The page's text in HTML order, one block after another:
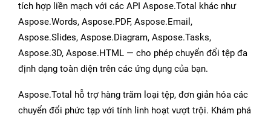
tích hợp liền mạch với các API Aspose.Total khác như
Aspose.Words, Aspose.PDF, Aspose.Email,
Aspose.Slides, Aspose.Diagram, Aspose.Tasks,
Aspose.3D, Aspose.HTML — cho phép chuyển đổi tệp đa
định dạng toàn diện trên các ứng dụng của bạn.
Aspose.Total hỗ trợ hàng trăm loại tệp, đơn giản hóa các
chuyển đổi phức tạp với tính linh hoạt vượt trội. Khám phá